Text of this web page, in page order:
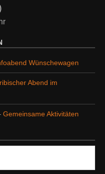
Wünschewagen
Abend im
Gemeinsame Aktivitäten